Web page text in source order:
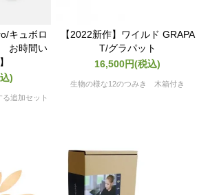
キュボロ
お時間い
)
追加セット
【2022新作】ワイルド GRAPA
T/グラパット
16,500円(税込)
生物の様な12のつみき 木箱付き